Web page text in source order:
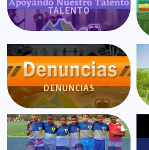
TALENTO
DENUNCIAS